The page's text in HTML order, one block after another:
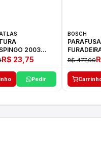
2003
PCS
R$ 23,75
Pedir
BOSCH
GSR 1000
R$ 477,00